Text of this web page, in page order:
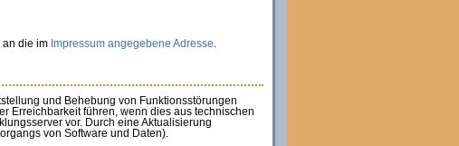
an die im Impressum angegebene Adresse.
und Behebung von Funktionsstörungen
Erreichbarkeit führen, wenn dies aus technischen
vor. Durch eine Aktualisierung
von Software und Daten).